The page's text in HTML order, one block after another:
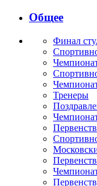
Общее
Финал
Тренеры